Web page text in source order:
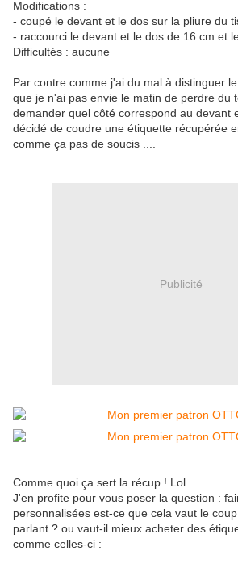
Modifications :
- coupé le devant et le dos sur la pliure du
- raccourci le devant et le dos de 16 cm et
Difficultés : aucune
Par contre comme j'ai du mal à distinguer
que je n'ai pas envie le matin de perdre du
demander quel côté correspond au devant
décidé de coudre une étiquette récupérée
comme ça pas de soucis ....
Publicité
Comme quoi ça sert la récup ! Lol
J'en profite pour vous poser la question :
personnalisées est-ce que cela vaut le
parlant ? ou vaut-il mieux acheter des
comme celles-ci :